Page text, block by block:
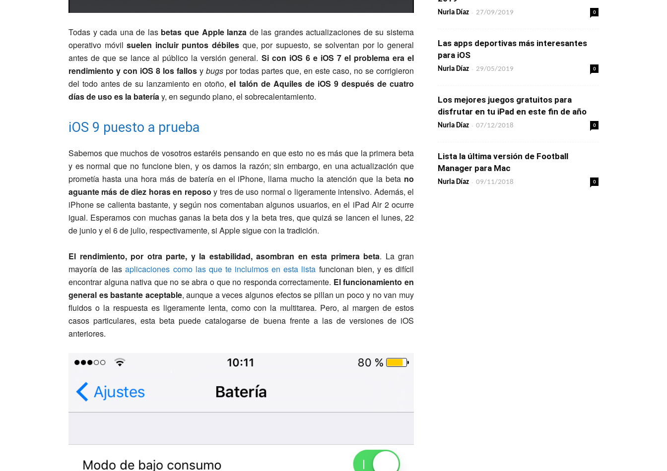
Todas y cada una de las betas que Apple lanza de las grandes actualizaciones de su sistema
operativo móvilsuelen incluir puntos débiles que, por supuesto, se solventan por lo general
antes de que se lance al público la versión general. Si con iOS 6 e iOS 7 el problema era el
rendimiento y con iOS 8 los fallos y bugs por todas partes que, en este caso, no se corrigieron
del todo antes de su lanzamiento en otoño, el talón de Aquiles de iOS 9 después de cuatro
días de uso es la bateríay, en segundo plano, el sobrecalentamiento.
iOS 9 puesto a prueba
Sabemos que muchos de vosotros estaréis pensando en que esto no es más que la primera beta
y es normal que no funcione bien, y os damos la razón; sin embargo, en una actualización que
prometía hasta una hora más de batería en el iPhone, llama mucho la atención que la beta no
aguante más de diez horas en reposo y tres de uso normal o ligeramente intensivo. Además, el
iPhone se calienta bastante, y según nos comentaban algunos usuarios, en el iPad Air 2 ocurre
igual. Esperamos con muchas ganas la beta dos y la beta tres, que quizá se lancen el lunes, 22
de junio y el 6 de julio, respectivamente, si Apple sigue con la tradición.
El rendimiento, por otra parte, y la estabilidad, asombran en esta primera beta. La gran
mayoría de lasaplicaciones como las que te incluimos en esta lista funcionan bien, y es difícil
encontrar alguna nativa que no se abra o que no responda correctamente. El funcionamiento en
general es bastante aceptable, aunque a veces algunos efectos se pillan un poco y no van muy
fluidos o la respuesta es ligeramente lenta, como con la multitarea. Pero, al margen de estos
casos particulares, esta beta puede catalogarse de buena frente a las de versiones de iOS
anteriores.
Nuria Díaz - 27/09/2019 0
Las apps deportivas más interesantes
para iOS
Nuria Díaz - 29/05/2019 0
Los mejores juegos gratuitos para
disfrutar en tu iPad en este fin de año
Nuria Díaz - 07/12/2018 0
Lista la última versión de Football
Manager para Mac
Nuria Díaz - 09/11/2018 0